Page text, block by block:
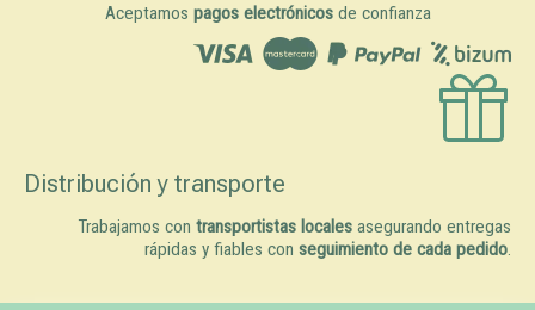
Aceptamos pagos electrónicosde confianza
Distribución y transporte
Trabajamos con transportistas locales asegurando entregas
rápidas y fiables con seguimiento de cada pedido.